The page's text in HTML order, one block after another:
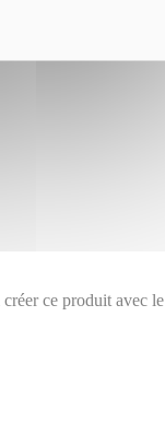
ce produit avec le